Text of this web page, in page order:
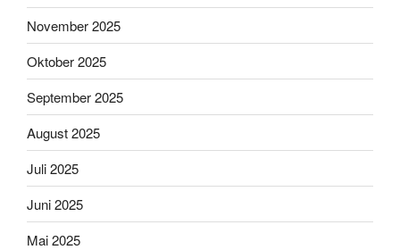
November 2025
Oktober 2025
September 2025
August 2025
Juli 2025
Juni 2025
Mai 2025